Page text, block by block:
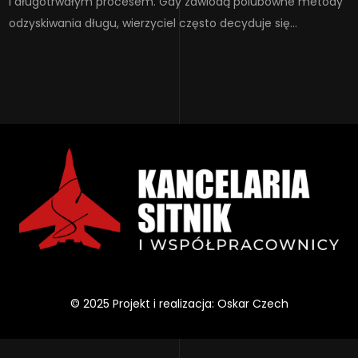
odzyskiwania długu, wierzyciel często decyduje się…
© 2025 Projekt i realizacja: Oskar Czech